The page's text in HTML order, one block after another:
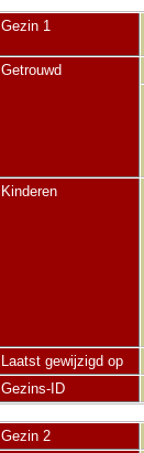
Gezin 1
Getrouwd
Kinderen
Laatst gewijzigd op
Gezins-ID
Gezin 2